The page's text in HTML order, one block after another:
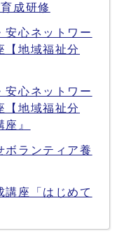
成研修
安心ネットワー
地域福祉分
安心ネットワー
地域福祉分
』
ボランティア養
講座「はじめて